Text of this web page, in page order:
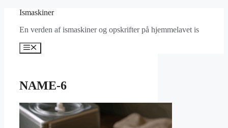
indhold
Ismaskiner
En verden af ismaskiner og opskrifter på hjemmelavet is
Menu
NAME-6